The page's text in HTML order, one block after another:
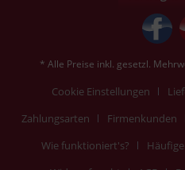
* Alle Preise inkl. gesetzl.
Cookie Einstellungen
Zahlungsarten
Firmenkunden
Wie funktioniert's?